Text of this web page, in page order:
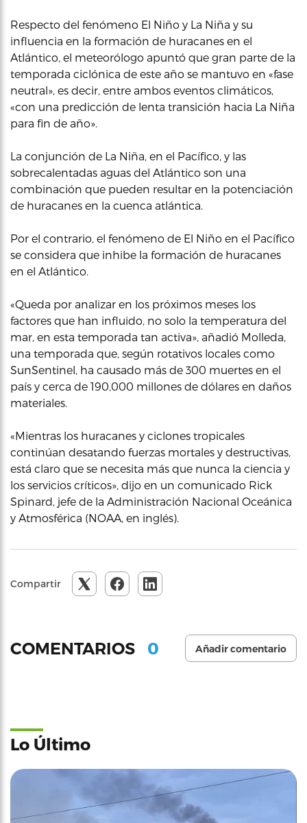
Respecto del fenómeno El Niño y La Niña y su
influencia en la formación de huracanes en el
Atlántico, el meteorólogo apuntó que gran parte de la
temporada ciclónica de este año se mantuvo en «fase
neutral», es decir, entre ambos eventos climáticos,
«con una predicción de lenta transición hacia La Niña
para fin de año».
La conjunción de La Niña, en el Pacífico, y las
sobrecalentadas aguas del Atlántico son una
combinación que pueden resultar en la potenciación
de huracanes en la cuenca atlántica.
Por el contrario, el fenómeno de El Niño en el Pacífico
se considera que inhibe la formación de huracanes
en el Atlántico.
«Queda por analizar en los próximos meses los
factores que han influido, no solo la temperatura del
mar, en esta temporada tan activa», añadió Molleda,
una temporada que, según rotativos locales como
SunSentinel, ha causado más de 300 muertes en el
país y cerca de 190,000 millones de dólares en daños
materiales.
«Mientras los huracanes y ciclones tropicales
continúan desatando fuerzas mortales y destructivas,
está claro que se necesita más que nunca la ciencia y
los servicios críticos», dijo en un comunicado Rick
Spinard, jefe de la Administración Nacional Oceánica
y Atmosférica (NOAA, en inglés).
Compartir
COMENTARIOS 0 Añadir comentario
Lo Último